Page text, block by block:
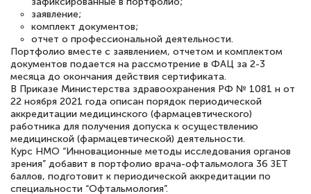
Евгения Коротких
Знаток города 2 уровня
12 марта 2026
Спасибо большое Академии! Грамотное,
вежливое сопровождение! Всё чётко и
понятно! Проходила повышение
квалификации. Ещё раз - СПАСИБО!
заявление;
комплект документов;
отчет о профессиональной деятельности.
Портфолио вместе с заявлением, отчетом и комплектом
документов подается на рассмотрение в ФАЦ за 2-3
месяца до окончания действия сертификата.
В Приказе Министерства здравоохранения РФ № 1081 н от
22 ноября 2021 года описан порядок периодической
аккредитации медицинского (фармацевтического)
работника для получения допуска к осуществлению
медицинской (фармацевтической) деятельности.
Курс НМО “Инновационные методы исследования органов
зрения” добавит в портфолио врача-офтальмолога 36 ЗЕТ
баллов, подготовит к периодической аккредитации по
специальности “Офтальмология”.